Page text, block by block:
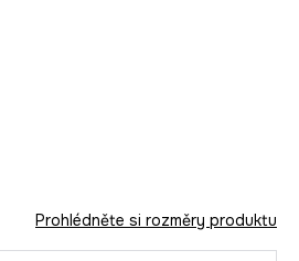
Prohlédněte si rozměry produktu